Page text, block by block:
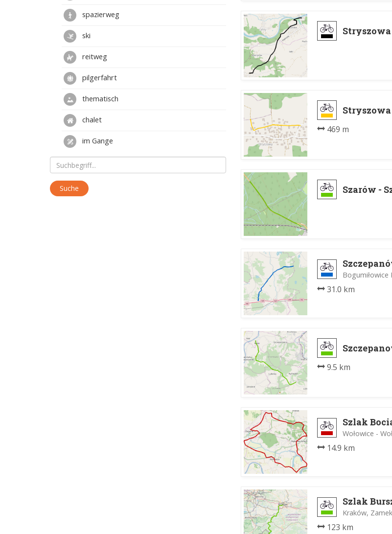
Stryszowa
469 m
Szarów -
Bogumiłowice
31.0 km
9.5 km
Szlak
Wołowice -
14.9 km
Szlak
Kraków,
123 km
spazierweg
ski
reitweg
pilgerfahrt
thematisch
chalet
im Gange